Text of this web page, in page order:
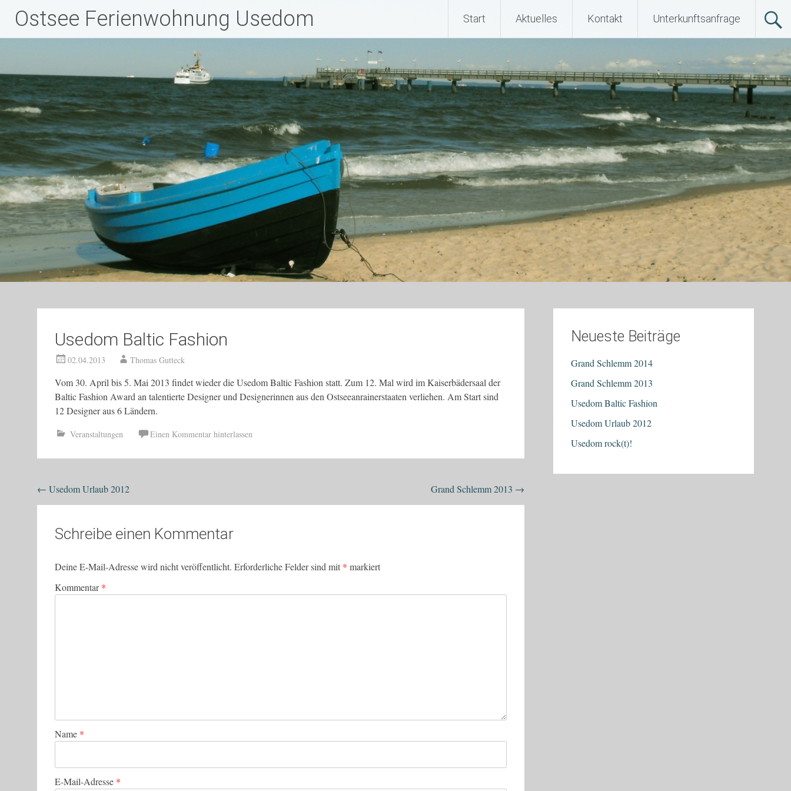
InhaltOstsee Ferienwohnung Usedom Start Aktuelles Kontakt Unterkunftsanfrage
Usedom Baltic Fashion
02.04.2013 Thomas Gutteck
Vom 30. April bis 5. Mai 2013 findet wieder die Usedom Baltic Fashion statt. Zum 12. Mal wird im Kaiserbädersaal der
Baltic Fashion Award an talentierte Designer und Designerinnen aus den Ostseeanrainerstaaten verliehen. Am Start sind
12 Designer aus 6 Ländern.
Veranstaltungen Einen Kommentar hinterlassen
Beitragsnavigation
← Usedom Urlaub 2012 Grand Schlemm 2013 →
Schreibe einen Kommentar
Deine E-Mail-Adresse wird nicht veröffentlicht. Erforderliche Felder sind mit * markiert
Kommentar*
Name *
E-Mail-Adresse *
Neueste Beiträge
Grand Schlemm 2014
Grand Schlemm 2013
Usedom Baltic Fashion
Usedom Urlaub 2012
Usedom rock(t)!